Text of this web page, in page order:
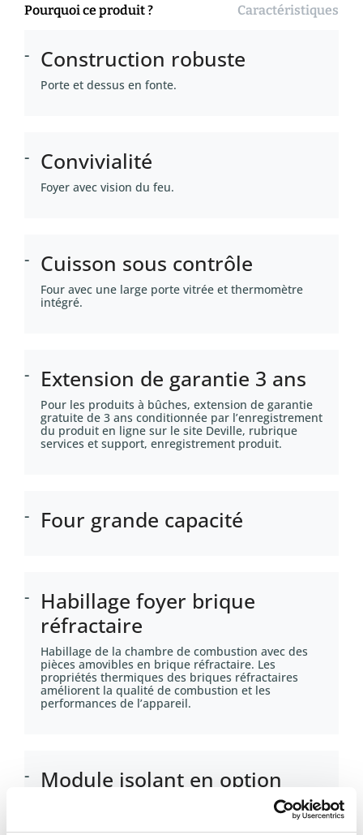
Pourquoi ce produit ?
Construction robuste
Porte et dessus en fonte.
Convivialité
Foyer avec vision du feu.
Cuisson sous contrôle
Four avec une large porte vitrée et thermomètre
intégré.
Extension de garantie 3 ans
Pour les produits à bûches, extension de garantie
gratuite de 3 ans conditionnée par l’enregistrement
du produit en ligne sur le site Deville, rubrique
services et support, enregistrement produit.
Four grande capacité
Habillage foyer brique
réfractaire
Habillage de la chambre de combustion avec des
pièces amovibles en brique réfractaire. Les
propriétés thermiques des briques réfractaires
améliorent la qualité de combustion et les
performances de l’appareil.
Module isolant en option
Blanc : C086AD01
Caractéristiques